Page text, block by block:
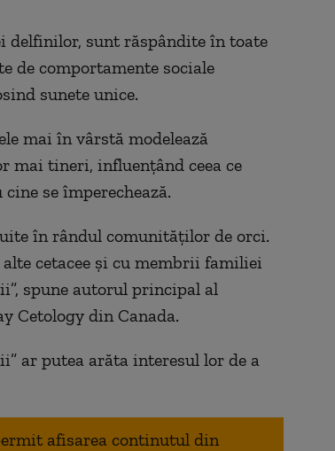
sunt răspândite în toate
de comportamente sociale
sunete unice.
mai în vârstă modelează
mai tineri, influențând ceea ce
se împerechează.
în rândul comunităților de orci.
cetacee și cu membrii familiei
spune autorul principal al
Cetology din Canada.
ar putea arăta interesul lor de a
afisarea continutul din